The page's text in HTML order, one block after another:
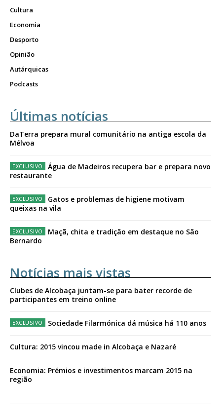
Cultura
Economia
Desporto
Opinião
Autárquicas
Podcasts
Últimas notícias
DaTerra prepara mural comunitário na antiga escola da
Mélvoa
Água de Madeiros recupera bar e prepara novo
restaurante
Gatos e problemas de higiene motivam
queixas na vila
Maçã, chita e tradição em destaque no São
Bernardo
Notícias mais vistas
Clubes de Alcobaça juntam-se para bater recorde de
participantes em treino online
Sociedade Filarmónica dá música há 110 anos
Cultura: 2015 vincou made in Alcobaça e Nazaré
Economia: Prémios e investimentos marcam 2015 na
região